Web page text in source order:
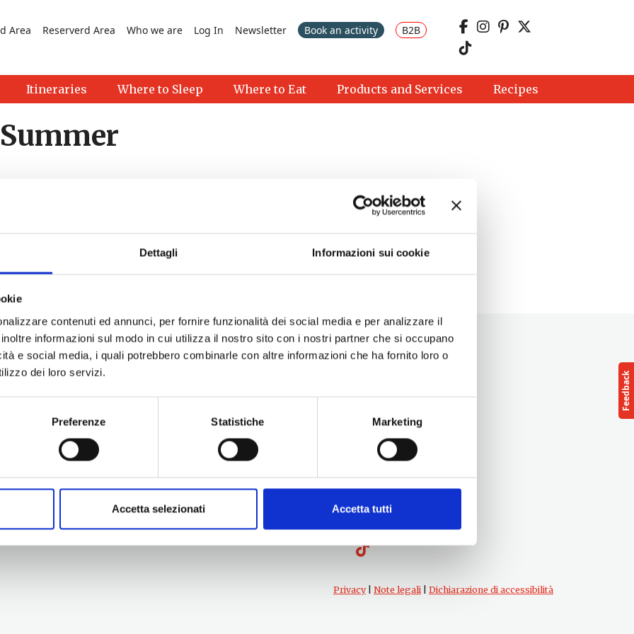
Dettagli Informazioni sui cookie
contenuti ed annunci, per fornire funzionalità dei social media e per analizzare il
informazioni sul modo in cui utilizza il nostro sito con i nostri partner che si occupano
e social media, i quali potrebbero combinarle con altre informazioni che ha fornito loro o
dei loro servizi.
Preferenze Statistiche Marketing
Accetta selezionati Accetta tutti
Area Reserverd Area Who we are Log In Newsletter Book an activity B2B
Itineraries Where to Sleep Where to Eat Products and Services Recipes
di Buti - 07/08/2026 - 04/10/2026 - 19:00 - 23:30
Information
Promotion and Development Service
Experiences
Territory
Itineraries
Accomodation & Products
Who we are
Follow us
Privacy| Note legali Dichiarazione di accessibilità